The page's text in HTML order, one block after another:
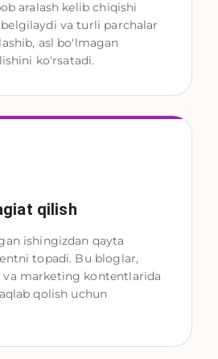
aralash kelib chiqishi
va turli parchalar
asl bo'lmagan
ko'rsatadi.
qilish
ishingizdan qayta
topadi. Bu bloglar,
marketing kontentlarida
qolish uchun